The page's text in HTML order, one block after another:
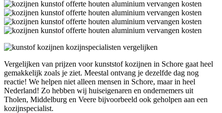
Vergelijken van prijzen voor kunststof kozijnen in Schore gaat heel
gemakkelijk zoals je ziet. Meestal ontvang je dezelfde dag nog
reactie! We helpen niet alleen mensen in Schore, maar in heel
Nederland! Zo hebben wij huiseigenaren en ondernemers uit
Tholen, Middelburg en Veere bijvoorbeeld ook geholpen aan een
kozijnspecialist.